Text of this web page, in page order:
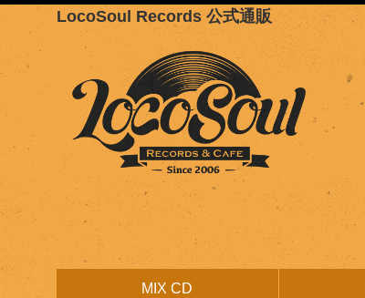
LocoSoul Records 公式通販
MIX CD